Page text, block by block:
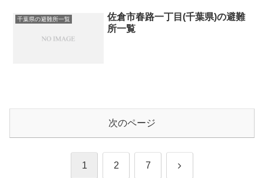
千葉県の避難所一覧
佐倉市春路一丁目(千葉県)の避難
所一覧
次のページ
1 2 7 次